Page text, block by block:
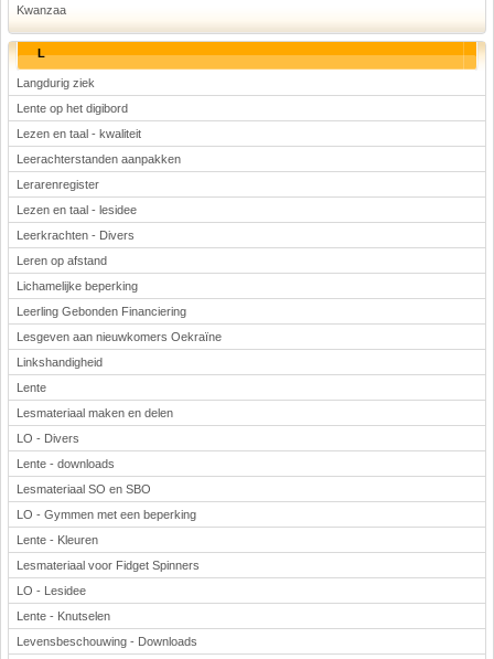
Kwanzaa
L
Langdurig ziek
Lente op het digibord
Lezen en taal - kwaliteit
Leerachterstanden aanpakken
Lerarenregister
Lezen en taal - lesidee
Leerkrachten - Divers
Leren op afstand
Lichamelijke beperking
Leerling Gebonden Financiering
Lesgeven aan nieuwkomers Oekraïne
Linkshandigheid
Lente
Lesmateriaal maken en delen
LO - Divers
Lente - downloads
Lesmateriaal SO en SBO
LO - Gymmen met een beperking
Lente - Kleuren
Lesmateriaal voor Fidget Spinners
LO - Lesidee
Lente - Knutselen
Levensbeschouwing - Downloads